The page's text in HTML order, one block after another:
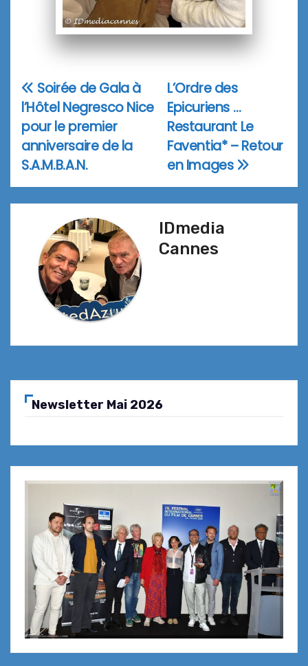
Navigation
de
l’article
L’Ordre des
Epicuriens …
Restaurant Le
Faventia* – Retour
en Images
Soirée de Gala à
l’Hôtel Negresco Nice
pour le premier
anniversaire de la
S.A.M.B.A.N.
IDmedia
Cannes
Newsletter Mai 2026